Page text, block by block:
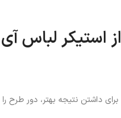
استیکر لباس
داشتن نتیجه بهتر، دور طرح